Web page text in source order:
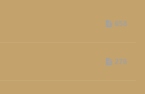
658
276